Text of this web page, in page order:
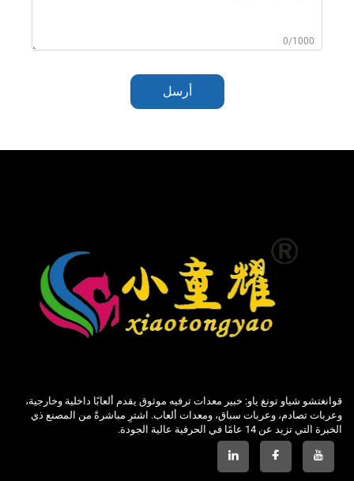
0/1000
أرسل
قوانغتشو شياو تونغ ياو: خبير معدات ترفيه موثوق يقدم ألعابًا داخلية وخارجية،
وعربات تصادم، وعربات سباق، ومعدات ألعاب. اشترِ مباشرةً من المصنع ذي
الخبرة التي تزيد عن 14 عامًا في الحرفية عالية الجودة.